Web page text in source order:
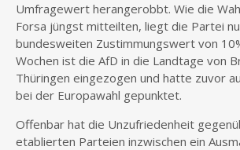
Umfragewert herangerobbt. Wie die
Forsa jüngst mitteilten, liegt die Partei
bundesweiten Zustimmungswert von
Wochen ist die AfD in die Landtage von
Thüringen eingezogen und hatte zuvor
bei der Europawahl gepunktet.
Offenbar hat die Unzufriedenheit
etablierten Parteien inzwischen ein